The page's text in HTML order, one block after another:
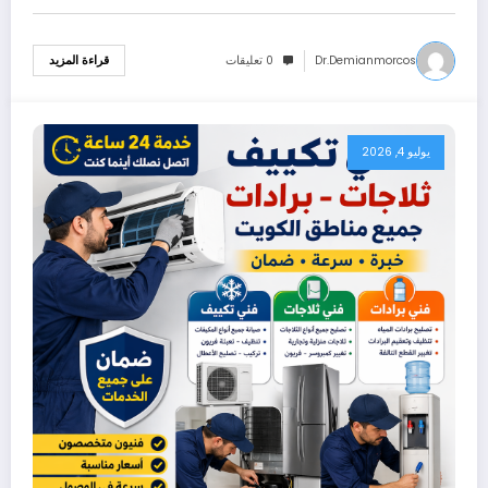
Dr.demianmorcos 0 تعليقات قراءة المزيد
يوليو 4, 2026